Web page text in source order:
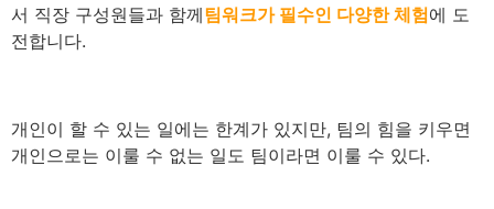
서 직장 구성원들과 함께팀워크가 필수인 다양한 체험에 도
전합니다.
개인이 할 수 있는 일에는 한계가 있지만, 팀의 힘을 키우면
개인으로는 이룰 수 없는 일도 팀이라면 이룰 수 있다.